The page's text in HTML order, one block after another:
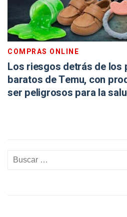
COMPRAS ONLINE
Los riesgos detrás de los
baratos de Temu, con
ser peligrosos para la